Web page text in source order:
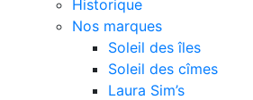
Historique
Nos marques
Soleil des îles
Soleil des cîmes
Laura Sim’s